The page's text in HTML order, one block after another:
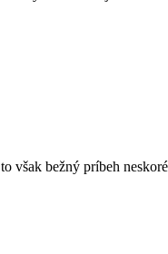
bežný príbeh